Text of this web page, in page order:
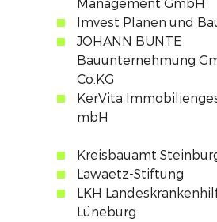
Imvest Planen und
JOHANN BUNTE
Bauunternehmung
Co.KG
KerVita
mbH
Kreisbauamt
Lawaetz-Stiftung
LKH
Lüneburg